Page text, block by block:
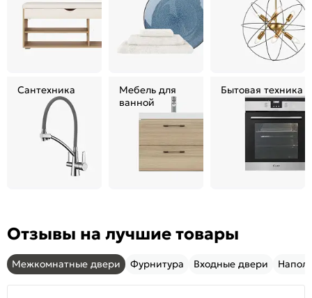
Сантехника
Мебель для
ванной
Бытовая техника
Отзывы на лучшие товары
Межкомнатные двери Фурнитура Входные двери